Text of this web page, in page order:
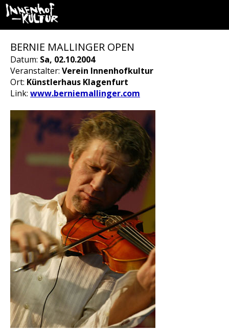
BERNIE MALLINGER OPEN
Datum: Sa, 02.10.2004
Veranstalter: Verein Innenhofkultur
Ort: Künstlerhaus Klagenfurt
Link: www.berniemallinger.com